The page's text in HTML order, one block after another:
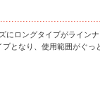
にロングタイプがラインナ
となり、使用範囲がぐっ